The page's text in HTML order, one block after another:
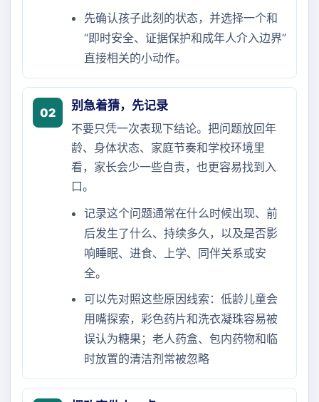
先确认孩子此刻的状态，并选择一个和
“即时安全、证据保护和成年人介入边界”
直接相关的小动作。
02
别急着猜，先记录
不要只凭一次表现下结论。把问题放回年
龄、身体状态、家庭节奏和学校环境里
看，家长会少一些自责，也更容易找到入
口。
记录这个问题通常在什么时候出现、前
后发生了什么、持续多久，以及是否影
响睡眠、进食、上学、同伴关系或安
全。
可以先对照这些原因线索：低龄儿童会
用嘴探索，彩色药片和洗衣凝珠容易被
误认为糖果；老人药盒、包内药物和临
时放置的清洁剂常被忽略